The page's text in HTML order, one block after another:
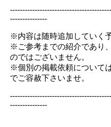
---------------
※内容は随時追加していく
※ご参考までの紹介であり
のではございません。
※個別の掲載依頼について
でご容赦下さいませ。
---------------